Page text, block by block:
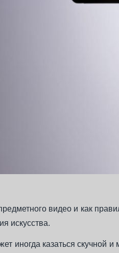
видео и как
искусства.
иногда казаться скучной